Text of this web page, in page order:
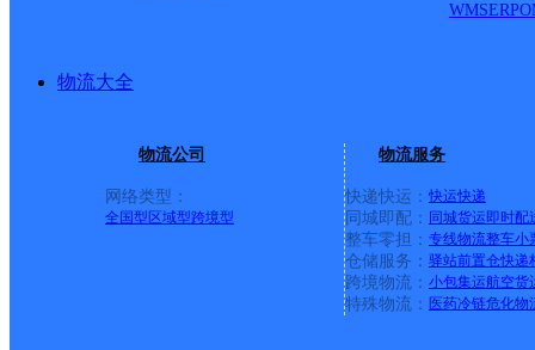
WMSERP
物流大全
物流公司
网络类型：
全国型 区域型跨境型
物流服务
快递快运： 快运快递
同城即配： 同城货运即时配
整车零担： 专线物流整车小
仓储服务： 驿站前置仓快递
跨境物流： 小包集运航空货
特殊物流： 医药冷链危化物